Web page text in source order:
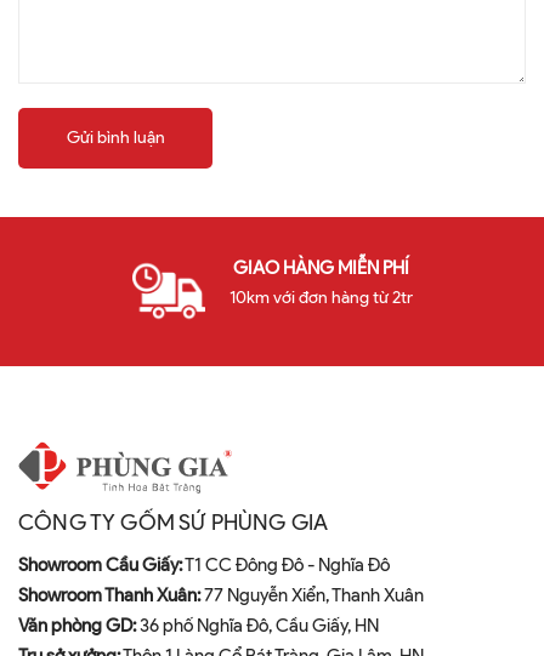
Gửi bình luận
GIAO HÀNG MIỄN PHÍ
10km với đơn hàng từ 2tr
CÔNG TY GỐM SỨ PHÙNG GIA
Showroom Cầu Giấy:T1 CC Đông Đô - Nghĩa Đô
Showroom Thanh Xuân:77 Nguyễn Xiển, Thanh Xuân
Văn phòng GD:36 phố Nghĩa Đô, Cầu Giấy, HN